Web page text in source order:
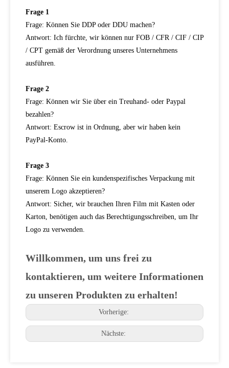
Frage 1
Frage: Können Sie DDP oder DDU machen?
Antwort: Ich fürchte, wir können nur FOB / CFR / CIF / CIP
/ CPT gemäß der Verordnung unseres Unternehmens
ausführen.
Frage 2
Frage: Können wir Sie über ein Treuhand- oder Paypal
bezahlen?
Antwort: Escrow ist in Ordnung, aber wir haben kein
PayPal-Konto.
Frage 3
Frage: Können Sie ein kundenspezifisches Verpackung mit
unserem Logo akzeptieren?
Antwort: Sicher, wir brauchen Ihren Film mit Kasten oder
Karton, benötigen auch das Berechtigungsschreiben, um Ihr
Logo zu verwenden.
Willkommen, um uns frei zu
kontaktieren, um weitere Informationen
zu unseren Produkten zu erhalten!
Vorherige:
Nächste: